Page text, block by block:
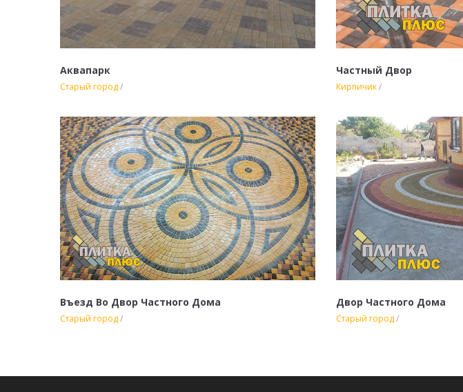
Аквапарк
Старый город/
Частный Двор
Кирпичик/
Въезд Во Двор Частного Дома
Старый город/
Двор Частного Дома
Старый город/